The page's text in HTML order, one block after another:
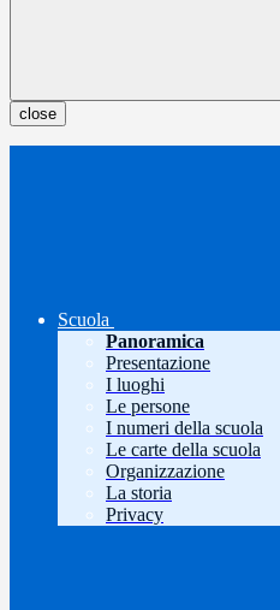
close
Scuola
Panoramica
Presentazione
I luoghi
Le persone
I numeri della scuola
Le carte della scuola
Organizzazione
La storia
Privacy